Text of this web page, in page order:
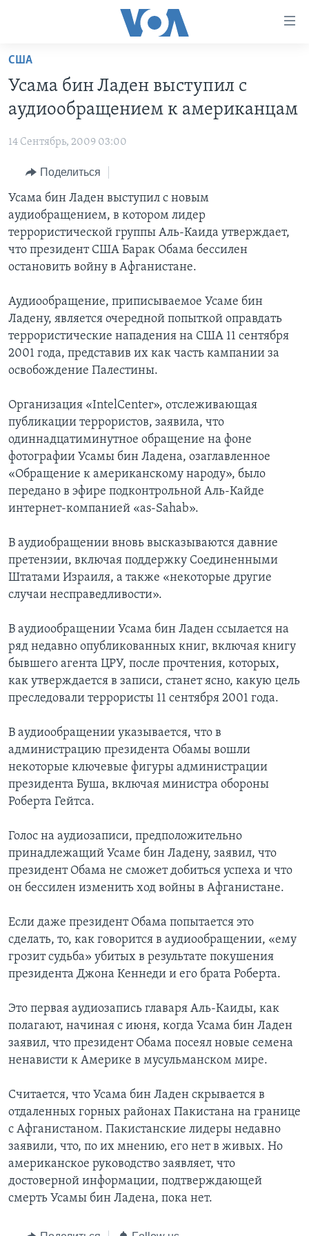
Перейти
основной
контент
Перейти
навигации
Перейти
поиск
ПРОГРАММЫ
НОВОСТИ ЗА МИНУТУ
ИТОГИ
ПОЧЕМУ ЭТО ВАЖНО?
ДИСКУССИЯ VOA
ДЕТАЛИ
НЬЮ-ЙОРК NEW YORK
АМЕРИКА. БОЛЬШОЕ ПУТЕШЕСТВИЕ
ПРОЕКТЫ
УЧИМ АНГЛИЙСКИЙ
НАША АМЕРИКАНСКАЯ ИСТОРИЯ
А КАК В АМЕРИКЕ?
АРТЕФАКТЫ
АМЕРИКАНСКИЕ ГОРОДКИ
ТЕСТЫ
ЭКСПЕРТИЗА
ИНТЕРВЬЮ
ФАКТЫ ПРОТИВ ФЕЙКОВ
ЗА СВОБОДУ ПРЕССЫ
УЧИМ АНГЛИЙСКИЙ
ВИДЕО
ПОДПИСКА НА НОВОСТИ
Learning English
СОЦИАЛЬНЫЕ СЕТИ
Языки
США
Усама бин Ладен выступил с
аудиообращением к американцам
14 Сентябрь, 2009 03:00
Поделиться
Усама бин Ладен выступил с новым
аудиобращением, в котором лидер
террористической группы Аль-Каида утверждает,
что президент США Барак Обама бессилен
остановить войну в Афганистане.
Аудиообращение, приписываемое Усаме бин
Ладену, является очередной попыткой оправдать
террористические нападения на США 11 сентября
2001 года, представив их как часть кампании за
освобождение Палестины.
Организация «IntelCenter», отслеживающая
публикации террористов, заявила, что
одиннадцатиминутное обращение на фоне
фотографии Усамы бин Ладена, озаглавленное
«Обращение к американскому народу», было
передано в эфире подконтрольной Аль-Кайде
интернет-компанией «as-Sahab».
В аудиобращении вновь высказываются давние
претензии, включая поддержку Соединенными
Штатами Израиля, а также «некоторые другие
случаи несправедливости».
В аудиообращении Усама бин Ладен ссылается на
ряд недавно опубликованных книг, включая книгу
бывшего агента ЦРУ, после прочтения, которых,
как утверждается в записи, станет ясно, какую цель
преследовали террористы 11 сентября 2001 года.
В аудиообращении указывается, что в
администрацию президента Обамы вошли
некоторые ключевые фигуры администрации
президента Буша, включая министра обороны
Роберта Гейтса.
Голос на аудиозаписи, предположительно
принадлежащий Усаме бин Ладену, заявил, что
президент Обама не сможет добиться успеха и что
он бессилен изменить ход войны в Афганистане.
Если даже президент Обама попытается это
сделать, то, как говорится в аудиообращении, «ему
грозит судьба» убитых в результате покушения
президента Джона Кеннеди и его брата Роберта.
Это первая аудиозапись главаря Аль-Каиды, как
полагают, начиная с июня, когда Усама бин Ладен
заявил, что президент Обама посеял новые семена
ненависти к Америке в мусульманском мире.
Считается, что Усама бин Ладен скрывается в
отдаленных горных районах Пакистана на границе
с Афганистаном. Пакистанские лидеры недавно
заявили, что, по их мнению, его нет в живых. Но
американское руководство заявляет, что
достоверной информации, подтверждающей
смерть Усамы бин Ладена, пока нет.